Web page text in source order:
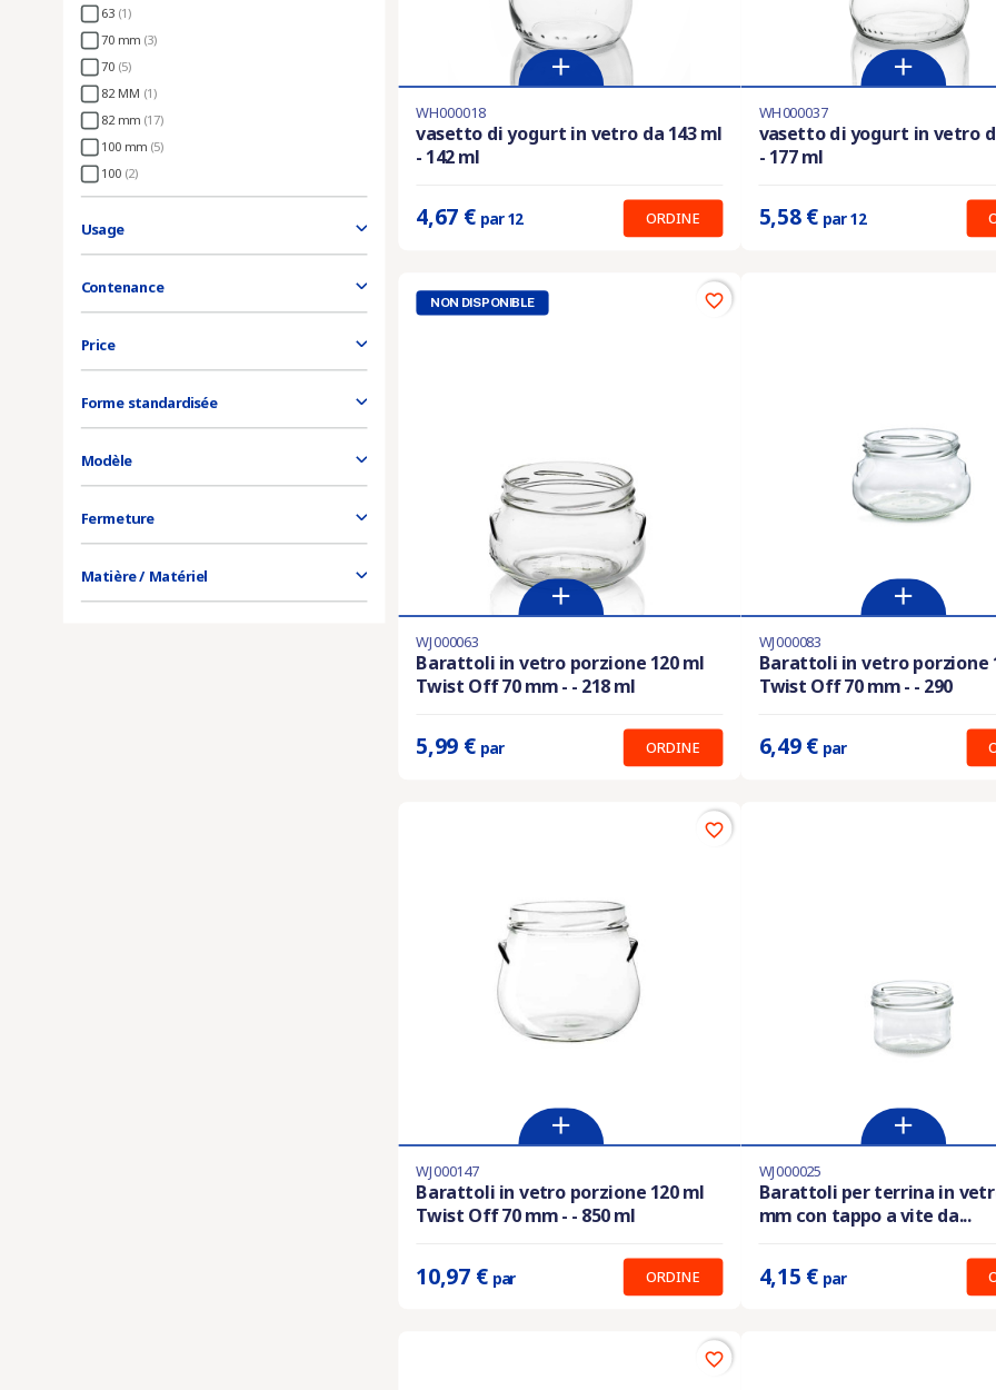
63 (1)
70 mm (3)
70 (5)
82 MM (1)
82 mm (17)
100 mm (5)
100 (2)
Usage
Contenance
Price
Forme standardisée
Modèle
Fermeture
Matière / Matériel
En stock
Prix unitaire :
WH000018
vasetto di yogurt in vetro da 143 ml
- 142 ml
4,67 € par 12 ORDINE
Ultimi articoli in magazzino
Prix unitaire :
WH000037
vasetto di yogurt in vetro
- 177 ml
5,58 € par 12
Prodotto disponibile con diverse opzioni
Prix unitaire :5.99 €
WJ000063
Barattoli in vetro porzione 120 ml
Twist Off 70 mm - - 218 ml
5,99 € par ORDINE
NON DISPONIBLE favorite_border
Ultimi articoli in magazzino
Prix unitaire :6.49 €
WJ000083
Barattoli in vetro porzione
Twist Off 70 mm - - 290
6,49 € par
Ultimi articoli in magazzino
Prix unitaire :10.97 €
WJ000147
Barattoli in vetro porzione 120 ml
Twist Off 70 mm - - 850 ml
10,97 € par ORDINE
favorite_border
Ultimi articoli in magazzino
Prix unitaire :4.15 €
WJ000025
Barattoli per terrina in
mm con tappo a vite da...
4,15 € par
favorite_border